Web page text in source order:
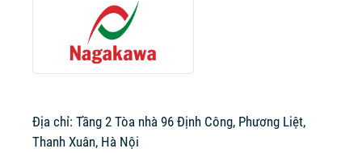
Địa chỉ: Tầng 2 Tòa nhà 96 Định Công, Phương Liệt,
Thanh Xuân, Hà Nội